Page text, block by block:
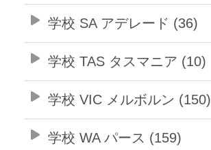
学校 SA アデレード (36)
学校 TAS タスマニア (10)
学校 VIC メルボルン (150)
学校 WA パース (159)